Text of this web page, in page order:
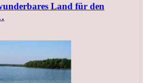
Land für den